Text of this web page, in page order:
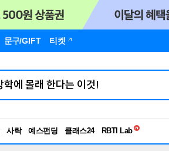
문구/GIFT 티켓
사락 예스펀딩 클래스24
RBTI Lab
독서유형검사